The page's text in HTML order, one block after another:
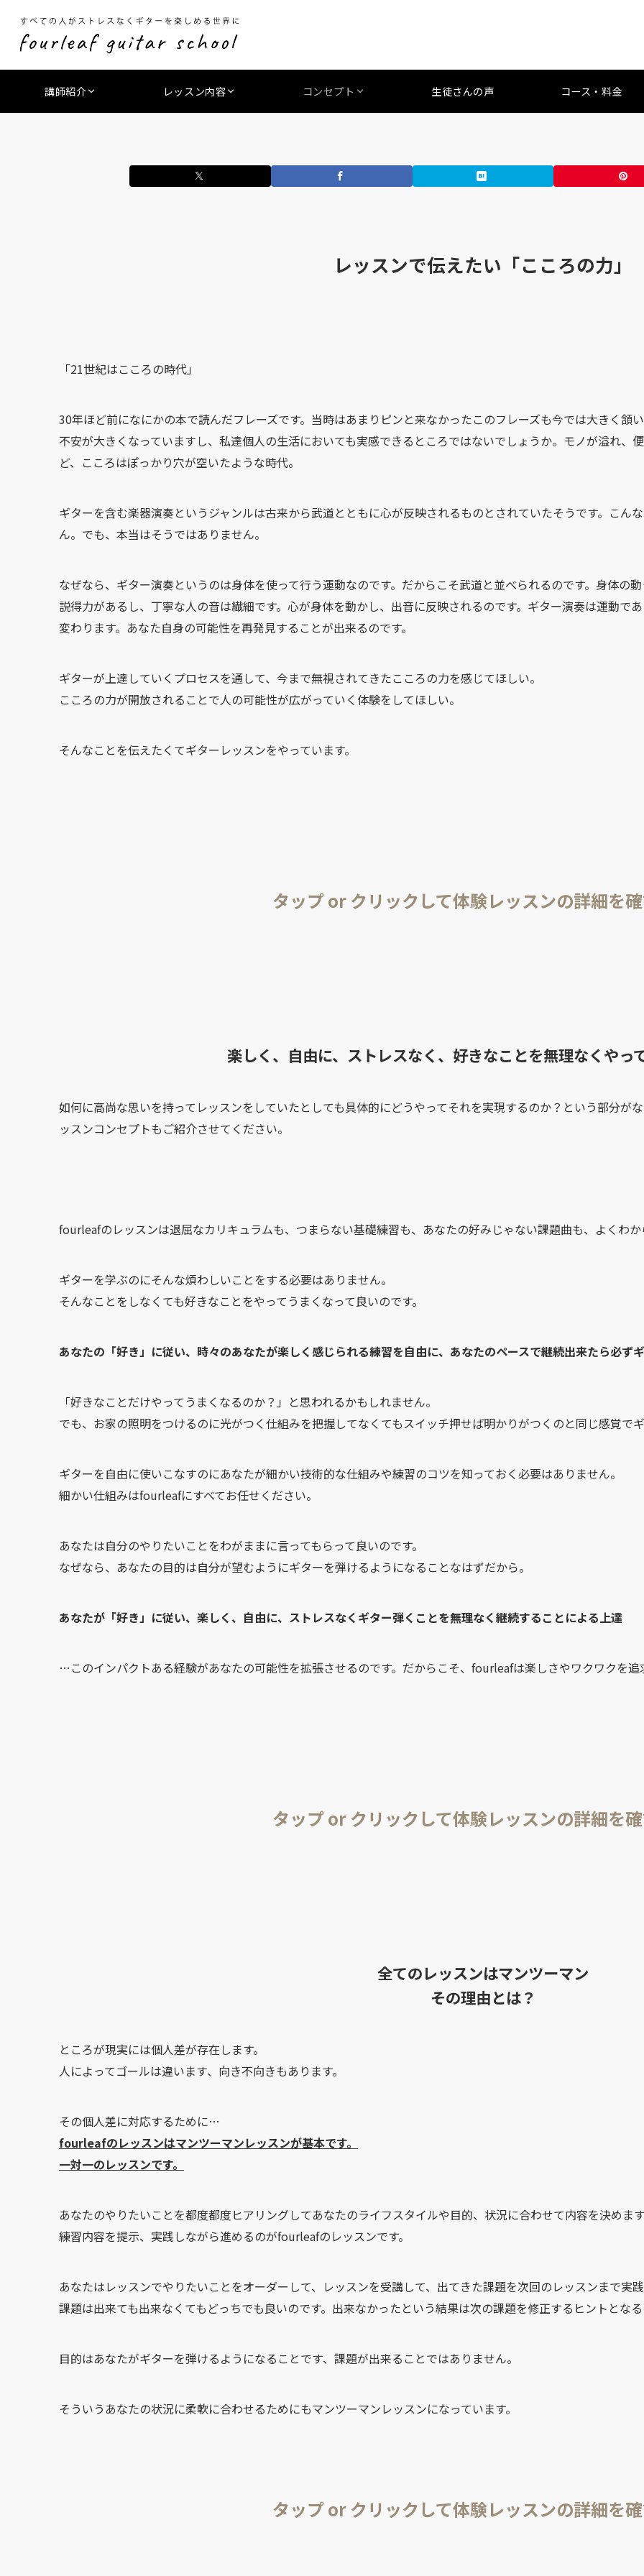
講師紹介 レッスン内容 コンセプト 生徒さんの声 コース・料金
レッスンで伝えたい「こころの力」
「21世紀はこころの時代」
30年ほど前になにかの本で読んだフレーズです。当時はあまりピンと来なかったこのフレーズも今では大きく頷
不安が大きくなっていますし、私達個人の生活においても実感できるところではないでしょうか。モノが溢れ、
ど、こころはぽっかり穴が空いたような時代。
ギターを含む楽器演奏というジャンルは古来から武道とともに心が反映されるものとされていたそうです。こん
ん。でも、本当はそうではありません。
なぜなら、ギター演奏というのは身体を使って行う運動なのです。だからこそ武道と並べられるのです。身体の
説得力があるし、丁寧な人の音は繊細です。心が身体を動かし、出音に反映されるのです。ギター演奏は運動で
変わります。あなた自身の可能性を再発見することが出来るのです。
ギターが上達していくプロセスを通して、今まで無視されてきたこころの力を感じてほしい。
こころの力が開放されることで人の可能性が広がっていく体験をしてほしい。
そんなことを伝えたくてギターレッスンをやっています。
タップ or クリックして体験レッスンの詳細を
楽しく、自由に、ストレスなく、好きなことを無理なくやっ
如何に高尚な思いを持ってレッスンをしていたとしても具体的にどうやってそれを実現するのか？という部分が
ッスンコンセプトもご紹介させてください。
fourleafのレッスンは退屈なカリキュラムも、つまらない基礎練習も、あなたの好みじゃない課題曲も、よくわ
ギターを学ぶのにそんな煩わしいことをする必要はありません。
そんなことをしなくても好きなことをやってうまくなって良いのです。
あなたの「好き」に従い、時々のあなたが楽しく感じられる練習を自由に、あなたのペースで継続出来たら必ず
「好きなことだけやってうまくなるのか？」と思われるかもしれません。
でも、お家の照明をつけるのに光がつく仕組みを把握してなくてもスイッチ押せば明かりがつくのと同じ感覚で
ギターを自由に使いこなすのにあなたが細かい技術的な仕組みや練習のコツを知っておく必要はありません。
細かい仕組みはfourleafにすべてお任せください。
あなたは自分のやりたいことをわがままに言ってもらって良いのです。
なぜなら、あなたの目的は自分が望むようにギターを弾けるようになることなはずだから。
あなたが「好き」に従い、楽しく、自由に、ストレスなくギター弾くことを無理なく継続することによる上達
…このインパクトある経験があなたの可能性を拡張させるのです。だからこそ、fourleafは楽しさやワクワクを追
タップ or クリックして体験レッスンの詳細を
全てのレッスンはマンツーマン
その理由とは？
ところが現実には個人差が存在します。
人によってゴールは違います、向き不向きもあります。
その個人差に対応するために…
fourleafのレッスンはマンツーマンレッスンが基本です。
一対一のレッスンです。
あなたのやりたいことを都度都度ヒアリングしてあなたのライフスタイルや目的、状況に合わせて内容を決めま
練習内容を提示、実践しながら進めるのがfourleafのレッスンです。
あなたはレッスンでやりたいことをオーダーして、レッスンを受講して、出てきた課題を次回のレッスンまで実
課題は出来ても出来なくてもどっちでも良いのです。出来なかったという結果は次の課題を修正するヒントとな
目的はあなたがギターを弾けるようになることです、課題が出来ることではありません。
そういうあなたの状況に柔軟に合わせるためにもマンツーマンレッスンになっています。
タップ or クリックして体験レッスンの詳細を